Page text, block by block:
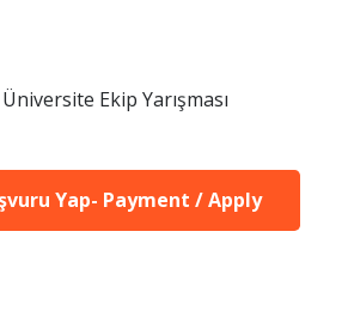
Üniversite Ekip Yarışması
Yap- Payment / Apply